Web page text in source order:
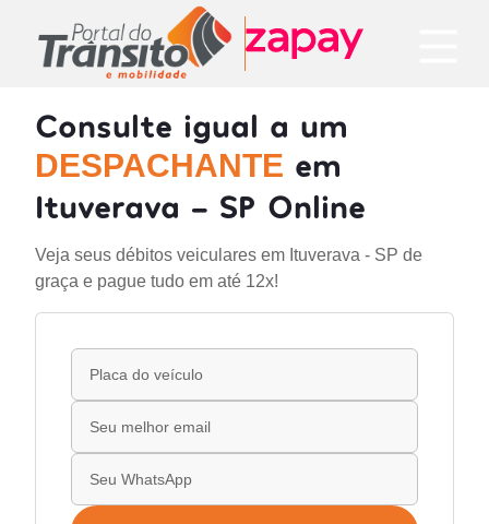
Consulte igual a um
DESPACHANTE em
Ituverava - SP Online
Veja seus débitos veiculares em Ituverava - SP de
graça e pague tudo em até 12x!